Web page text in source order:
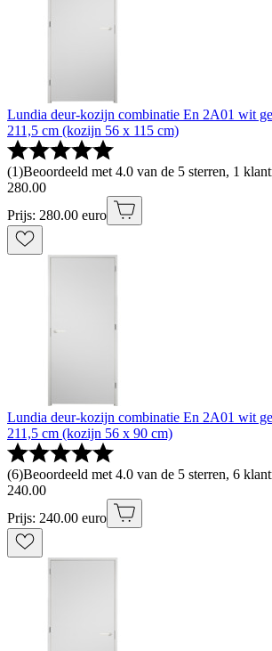
Lundia deur-kozijn combinatie En 2A01 wit
211,5 cm (kozijn 56 x 115 cm)
(1)Beoordeeld met 4.0 van de 5 sterren, 1
280.00
Prijs: 280.00 euro
Lundia deur-kozijn combinatie En 2A01 wit
211,5 cm (kozijn 56 x 90 cm)
(6)Beoordeeld met 4.0 van de 5 sterren, 6
240.00
Prijs: 240.00 euro